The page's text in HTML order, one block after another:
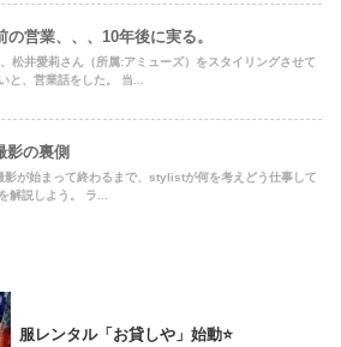
の営業、、、10年後に実る。
松井愛莉さん（所属:アミューズ）をスタイリングさせて
と、営業話をした。 当...
影の裏側
影が始まって終わるまで、stylistが何を考えどう仕事して
解説しよう。 ラ...
服レンタル「お貸しや」始動⭐️